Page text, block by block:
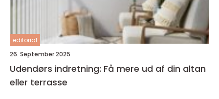
editorial
26. September 2025
Udendørs indretning: Få mere ud af din altan
eller terrasse